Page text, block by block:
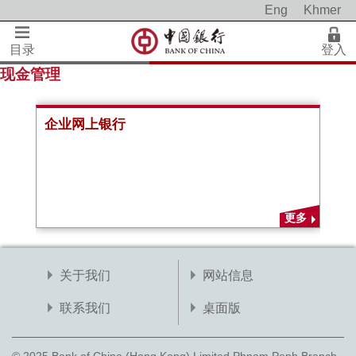
Eng Khmer
目录 登入
现金管理
企业网上银行
更多
关于我们
联系我们
网站信息
桌面版